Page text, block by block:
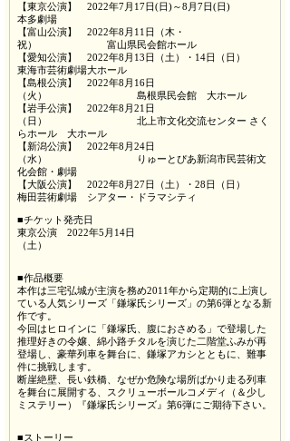
【東京公演】 2022年7月17日(日)～8月7日(日)
本多劇場
【富山公演】 2022年8月11日（木・
祝） 富山県民会館ホール
【愛知公演】 2022年8月13日（土）・14日（日）
東海市芸術劇場大ホール
【島根公演】 2022年8月16日
（火） 島根県民会館 大ホール
【岩手公演】 2022年8月21日
（日） 北上市文化交流センター さく
らホール 大ホール
【新潟公演】 2022年8月24日
（水） りゅーとぴあ新潟市民芸術文
化会館・劇場
【大阪公演】 2022年8月27日（土）・28日（日）
梅田芸術劇場 シアター・ドラマシティ
■チケット発売日
東京公演 2022年5月14日
（土）
■作品概要
本作は三宅弘城が主演を務め2011年から定期的に上演し
ている人気シリーズ「鎌塚氏シリーズ」の第6弾となる新
作です。
今回はヒロインに「鎌塚氏、腹におさめる」で登場した
推理好きの令嬢、綿小路チタルを演じた二階堂ふみが再
登場し、豪華列車を舞台に、鎌塚アカシとともに、難事
件に挑戦します。
断崖絶壁、長い鉄橋、なぜか危険な場所ばかり走る列車
を舞台に展開する、スクリューボールコメディ（＆少し
ミステリー）『鎌塚氏シリーズ』第6弾にご期待下さい。
■ストーリー